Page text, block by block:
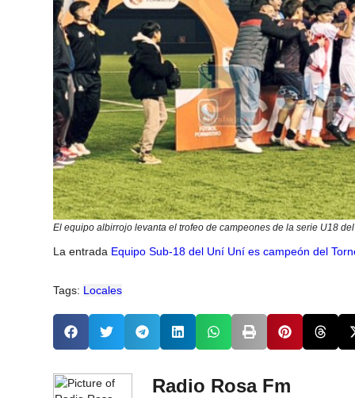
El equipo albirrojo levanta el trofeo de campeones de la serie U18
La entrada Equipo Sub-18 del Uní Uní es campeón del
Tags: Locales
Radio Rosa Fm